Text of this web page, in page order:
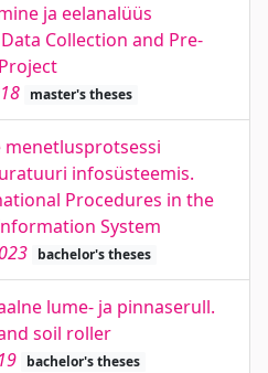
ja eelanalüüs
Collection and Pre-
master's theses
menetlusprotsessi
infosüsteemis.
Procedures in the
System
bachelor's theses
lume- ja pinnaserull.
soil roller
bachelor's theses